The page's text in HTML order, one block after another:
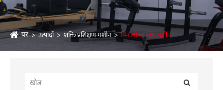
घर उत्पादों शक्ति प्रशिक्षण मशीन पिन लोडेड स्ट्रेंथ मशीन